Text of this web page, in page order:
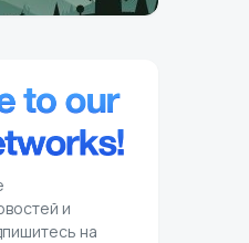
и
на